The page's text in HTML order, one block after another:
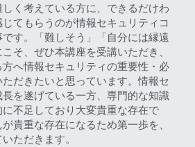
く考えている方に、できるだけわ
てもらうのが情報セキュリティコ
す。「難しそう」「自分には縁遠
そ、ぜひ本講座を受講いただき、
へ情報セキュリティの重要性・必
だきたいと思っています。情報セ
を遂げている一方、専門的な知識
不足しており大変貴重な存在で
貴重な存在になるため第一歩を、
ただきます。